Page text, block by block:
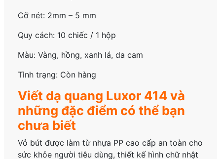
Cỡ nét: 2mm – 5 mm
Quy cách: 10 chiếc / 1 hộp
Màu: Vàng, hồng, xanh lá, da cam
Tình trạng: Còn hàng
Viết dạ quang Luxor 414 và
những đặc điểm có thể bạn
chưa biết
Vỏ bút được làm từ nhựa PP cao cấp an toàn cho
sức khỏe người tiêu dùng, thiết kế hình chữ nhật